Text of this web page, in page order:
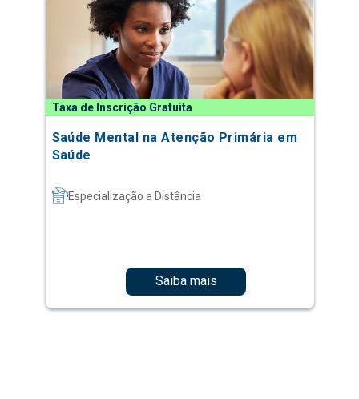
Taxa de Inscrição Gratuita
Saúde Mental na Atenção Primária em
Saúde
Especialização a Distância
Saiba mais